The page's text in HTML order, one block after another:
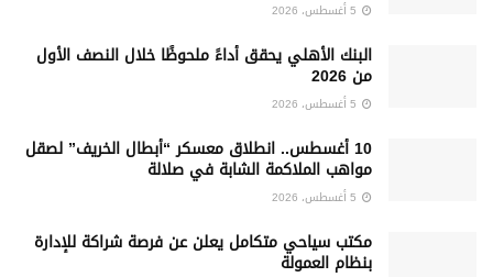
البنك الأهلي يحقق أداءً ملحوظًا خلال النصف الأول
من 2026
10 أغسطس.. انطلاق معسكر “أبطال الخريف” لصقل
مواهب الملاكمة الشابة في صلالة
‏مكتب سياحي متكامل يعلن عن فرصة شراكة للإدارة
بنظام العمولة